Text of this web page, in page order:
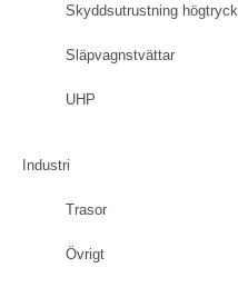
Skyddsutrustning högtryck
Släpvagnstvättar
UHP
Industri
Trasor
Övrigt